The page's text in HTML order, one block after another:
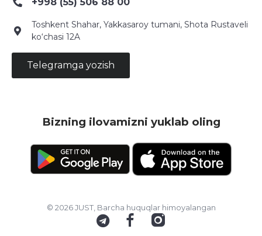
Toshkent Shahar, Yakkasaroy tumani, Shota Rustaveli
ko‘chasi 12A
Telegramga yozish
Bizning ilovamizni yuklab oling
© 2026 JUST, Barcha huquqlar himoyalangan